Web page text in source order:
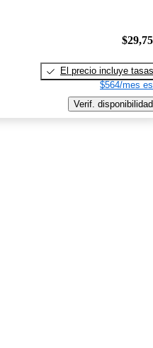
El precio incluye tasas
$564/mes
Verif. disponibilidad